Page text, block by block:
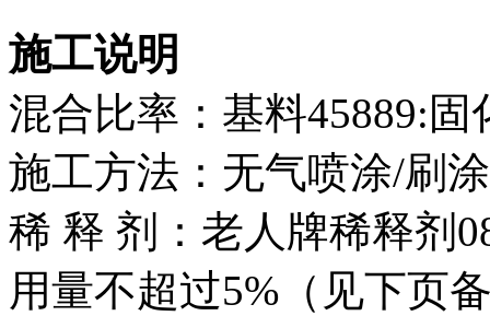
施工说明
混合比率：基料45889:固
施工方法：无气喷涂/刷涂
稀 释 剂：老人牌稀释剂
用量不超过5%（见下页